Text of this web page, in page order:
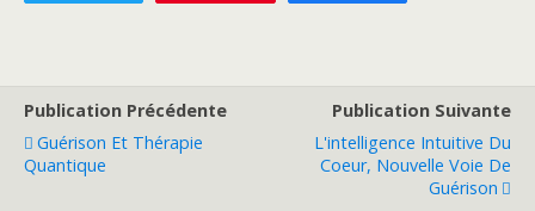
Publication Précédente
Guérison Et Thérapie
Quantique
Publication Suivante
L'intelligence Intuitive Du
Coeur, Nouvelle Voie De
Guérison